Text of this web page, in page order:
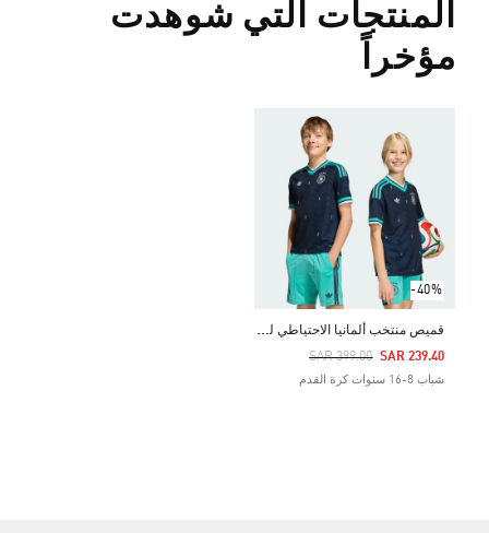
المنتجات التي شوهدت
مؤخراً
-40%
ق
ميص منتخب ألمانيا الاحتياطي للأطفال لعام 2026
Price Reduced From
SAR 399.00
To SAR 239.40
شباب 8-16 سنوات كرة القدم